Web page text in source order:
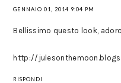
GENNAIO 01, 2014 9:04 PM
Bellissimo questo look,
http://
RISPONDI